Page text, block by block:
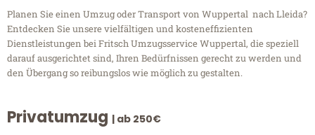
Planen Sie einen Umzug oder Transport von Wuppertal nach Lleida?
Entdecken Sie unsere vielfältigen und kosteneffizienten
Dienstleistungen bei Fritsch Umzugsservice Wuppertal, die speziell
darauf ausgerichtet sind, Ihren Bedürfnissen gerecht zu werden und
den Übergang so reibungslos wie möglich zu gestalten.
Privatumzug | ab 250€